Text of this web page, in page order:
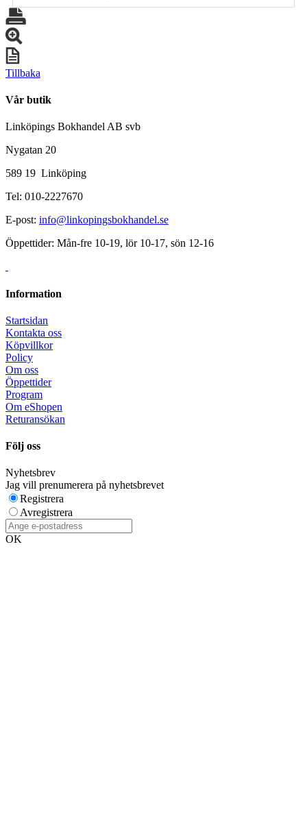
Tillbaka
Vår butik
Linköpings Bokhandel AB svb
Nygatan 20
589 19 Linköping
Tel: 010-2227670
E-post: info@linkopingsbokhandel.se
Öppettider: Mån-fre 10-19, lör 10-17, sön 12-16
Information
Startsidan
Kontakta oss
Köpvillkor
Policy
Om oss
Öppettider
Program
Om eShopen
Returansökan
Följ oss
Nyhetsbrev
Jag vill prenumerera på nyhetsbrevet
Registrera
Avregistrera
OK